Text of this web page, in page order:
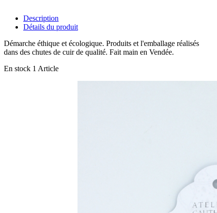
Description
Détails du produit
Démarche éthique et écologique. Produits et l'emballage réalisés
dans des chutes de cuir de qualité. Fait main en Vendée.
En stock 1 Article